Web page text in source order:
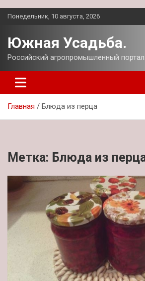
Перейти
Понедельник, 10 августа, 2026
Южная Усадьба.
Российский агропромышленный портал.
Главная Блюда из перца
Метка: Блюда из